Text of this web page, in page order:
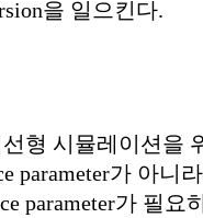
을 일으킨다.
형 시뮬레이션을
parameter가 아니
parameter가 필요